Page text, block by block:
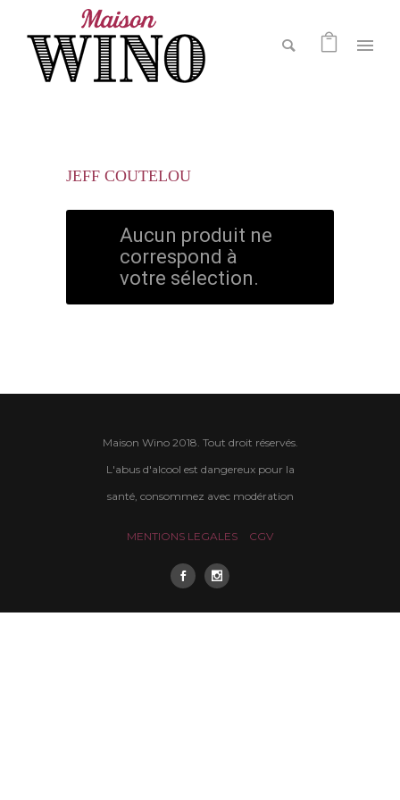
JEFF COUTELOU
Aucun produit ne
correspond à
votre sélection.
Maison Wino 2018. Tout droit réservés.
L'abus d'alcool est dangereux pour la
santé, consommez avec modération
MENTIONS LEGALES CGV